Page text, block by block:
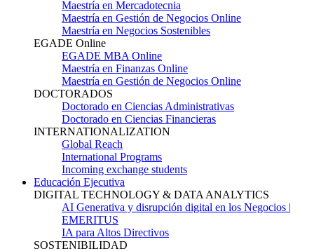
Maestría en Mercadotecnia
Maestría en Gestión de Negocios Online
Maestría en Negocios Sostenibles
EGADE Online
EGADE MBA Online
Maestría en Finanzas Online
Maestría en Gestión de Negocios Online
DOCTORADOS
Doctorado en Ciencias Administrativas
Doctorado en Ciencias Financieras
INTERNATIONALIZATION
Global Reach
International Programs
Incoming exchange students
Educación Ejecutiva
DIGITAL TECHNOLOGY & DATA ANALYTICS
AI Generativa y disrupción digital en los Negocios |
EMERITUS
IA para Altos Directivos
SOSTENIBILIDAD